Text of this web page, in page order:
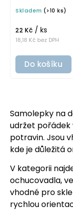
samolepka na
Skladem (>10 ks)
18,18 Kč bez DPH
22 Kč / ks
Do košíku
Samolepky na
udržet pořádek
potravin. Jsou
kde je důležitá
V kategorii
ochucovadla,
vhodné pro
rychlou